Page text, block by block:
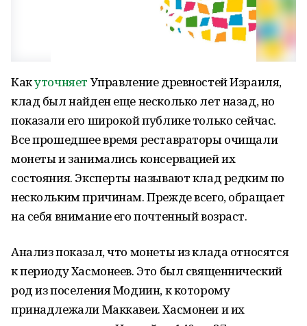
КакуточняетУправление древностей Израиля,
клад был найден еще несколько лет назад, но
показали его широкой публике только сейчас.
Все прошедшее время реставраторы очищали
монеты и занимались консервацией их
состояния. Эксперты называют клад редким по
нескольким причинам. Прежде всего, обращает
на себя внимание его почтенный возраст.
Анализ показал, что монеты из клада относятся
к периоду Хасмонеев. Это был священнический
род из поселения Модиин, к которому
принадлежали Маккавеи. Хасмонеи и их